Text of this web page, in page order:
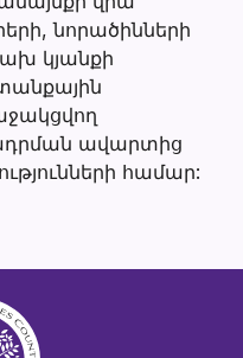
նորածինների
կյանքի
ավարտից
համար: